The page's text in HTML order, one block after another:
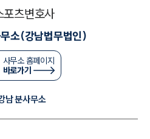
포츠변호사
소(강남법무법인)
사무소 홈페이지
바로가기
남 분사무소